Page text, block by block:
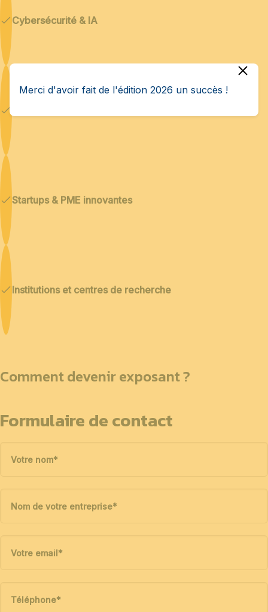
Cybersécurité & IA
Startups & PME innovantes
Institutions et centres de recherche
Comment devenir exposant ?
Formulaire de contact
Votre nom*
Nom de votre entreprise*
Votre email*
Téléphone*
Merci d'avoir fait de l'édition 2026 un succès !